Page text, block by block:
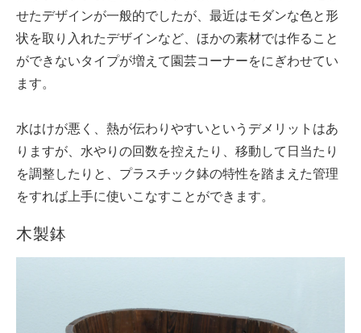
せたデザインが一般的でしたが、最近はモダンな色と形
状を取り入れたデザインなど、ほかの素材では作ること
ができないタイプが増えて園芸コーナーをにぎわせてい
ます。
水はけが悪く、熱が伝わりやすいというデメリットはあ
りますが、水やりの回数を控えたり、移動して日当たり
を調整したりと、プラスチック鉢の特性を踏まえた管理
をすれば上手に使いこなすことができます。
木製鉢